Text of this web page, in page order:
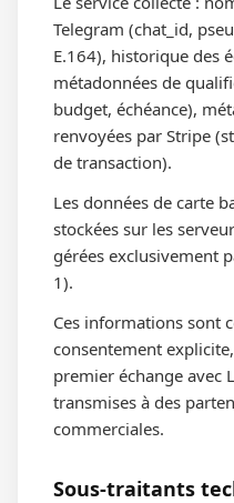
Telegram (chat_id,
E.164), historique des
métadonnées de
budget, échéance),
renvoyées par Stripe
de transaction).
Les données de carte
stockées sur les
gérées exclusivement
1).
Ces informations sont
consentement
premier échange avec
transmises à des
commerciales.
Sous-traitants